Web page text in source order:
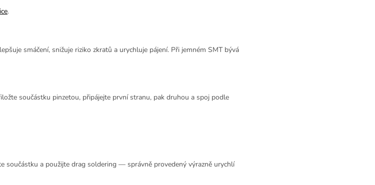
.
smáčení, snižuje riziko zkratů a urychluje pájení. Při jemném SMT bývá
součástku pinzetou, připájejte první stranu, pak druhou a spoj podle
součástku a použijte drag soldering — správně provedený výrazně urychlí